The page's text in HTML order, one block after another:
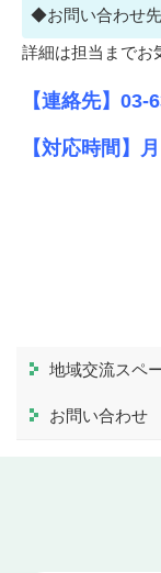
◆お問い合わせ先
詳細は担当までお
【連絡先】
【対応時間】
地域交流スペ
お問い合わせ